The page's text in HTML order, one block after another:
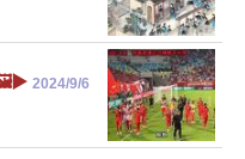
2024/9/6